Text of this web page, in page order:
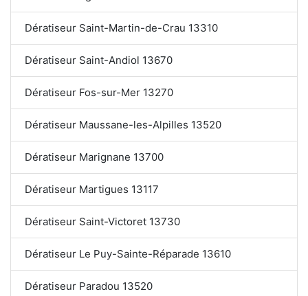
Dératiseur Saint-Martin-de-Crau 13310
Dératiseur Saint-Andiol 13670
Dératiseur Fos-sur-Mer 13270
Dératiseur Maussane-les-Alpilles 13520
Dératiseur Marignane 13700
Dératiseur Martigues 13117
Dératiseur Saint-Victoret 13730
Dératiseur Le Puy-Sainte-Réparade 13610
Dératiseur Paradou 13520